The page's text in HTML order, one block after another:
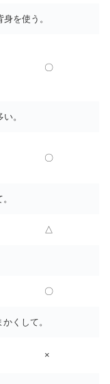
を使う。
〇
。
〇
△
〇
くして。
×